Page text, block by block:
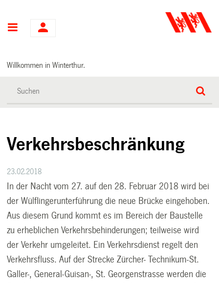
Hauptnavigation
Willkommen in Winterthur.
Verkehrsbeschränkung
23.02.2018
In der Nacht vom 27. auf den 28. Februar 2018 wird bei
der Wülflingerunterführung die neue Brücke eingehoben.
Aus diesem Grund kommt es im Bereich der Baustelle
zu erheblichen Verkehrsbehinderungen; teilweise wird
der Verkehr umgeleitet. Ein Verkehrsdienst regelt den
Verkehrsfluss. Auf der Strecke Zürcher- Technikum-St.
Galler-, General-Guisan-, St. Georgenstrasse werden die